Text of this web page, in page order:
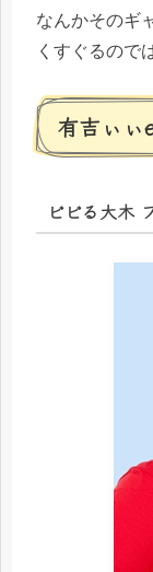
なんかそのギ
くすぐるので
有吉ぃぃ
ビビる大木